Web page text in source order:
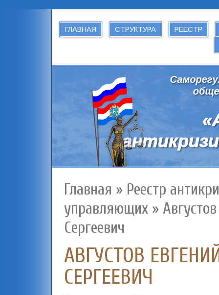
ГЛАВНАЯ СТРУКТУРА РЕЕСТР
Главная » Реестр
управляющих »
Сергеевич
АВГУСТОВ
СЕРГЕЕВИЧ